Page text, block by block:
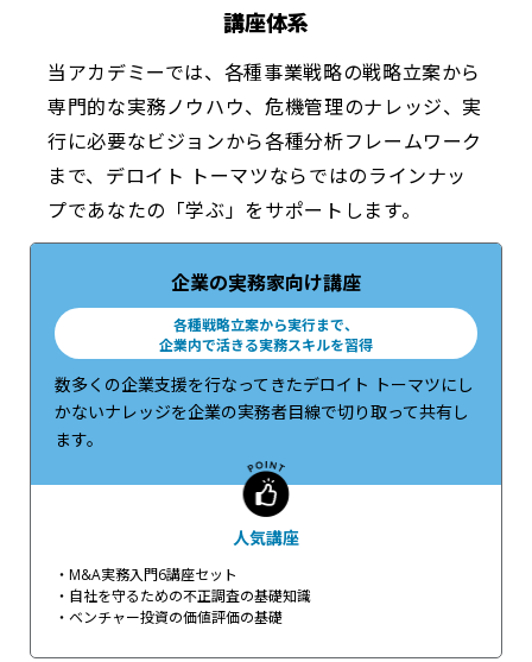
講座体系
当アカデミーでは、各種事業戦略の戦略立案から
専門的な実務ノウハウ、危機管理のナレッジ、実
行に必要なビジョンから各種分析フレームワーク
まで、デロイト トーマツならではのラインナッ
プであなたの「学ぶ」をサポートします。
企業の実務家向け講座
各種戦略立案から実行まで、
企業内で活きる実務スキルを習得
数多くの企業支援を行なってきたデロイト トーマツにし
かないナレッジを企業の実務者目線で切り取って共有し
ます。
人気講座
・M&A実務入門6講座セット
・自社を守るための不正調査の基礎知識
・ベンチャー投資の価値評価の基礎